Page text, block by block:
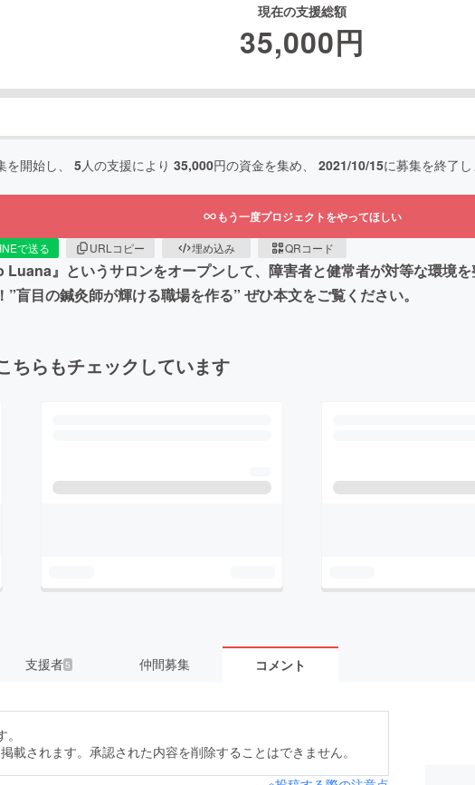
現在の支援総額
35,000円
を開始し、 5人の支援により 35,000円の資金を集め、 2021/10/15に募集を終了し
もう一度プロジェクトをやってほしい
で送る URLコピー 埋め込み QRコード
』というサロンをオープンして、障害者と健常者が対等な環境
盲目の鍼灸師が輝ける職場を作る” ぜひ本文をご覧ください。
ちらもチェックしています
支援者5 仲間募集 コメント
載されます。承認された内容を削除することはできません。